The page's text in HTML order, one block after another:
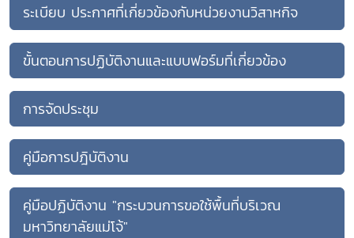
ระเบียบ ประกาศที่เกี่ยวข้องกับหน่วยงานวิสาหกิจ
ขั้นตอนการปฏิบัติงานและแบบฟอร์มที่เกี่ยวข้อง
การจัดประชุม
คู่มือการปฎิบัติงาน
คู่มือปฏิบัติงาน "กระบวนการขอใช้พื้นที่บริเวณ
มหาวิทยาลัยแม่โจ้"